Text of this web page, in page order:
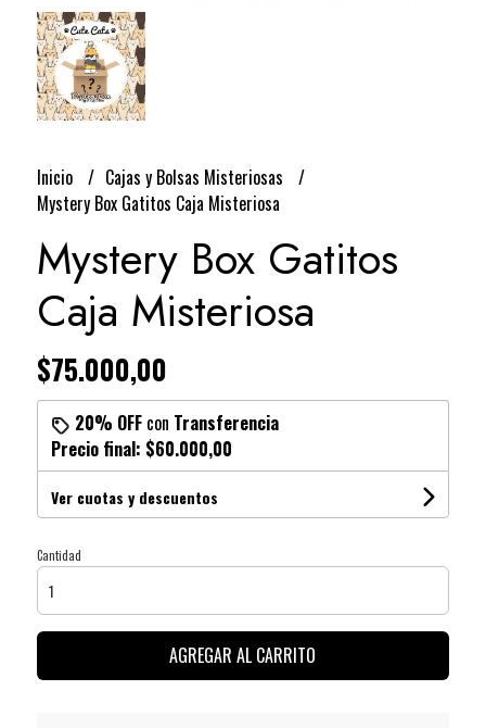
Inicio
Cajas y Bolsas Misteriosas
Mystery Box Gatitos Caja Misteriosa
Mystery Box Gatitos
Caja Misteriosa
$75.000,00
20% OFFcon Transferencia
Precio final: $60.000,00
Ver cuotas y descuentos
Cantidad
AGREGAR AL CARRITO